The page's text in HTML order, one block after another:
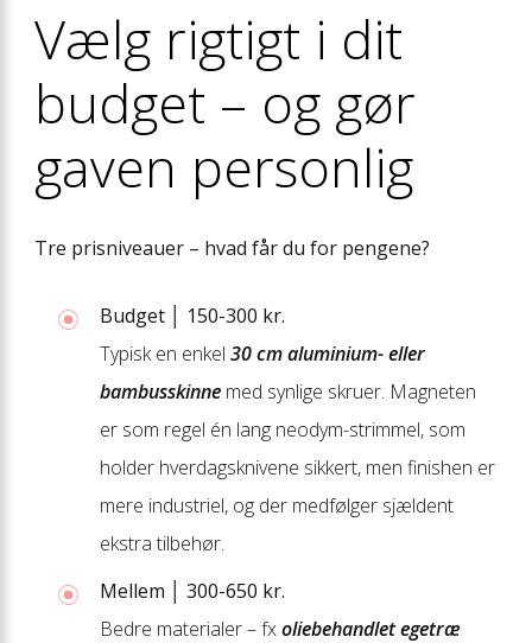
Vælg rigtigt i dit
budget – og gør
gaven personlig
Tre prisniveauer – hvad får du for pengene?
Budget │ 150-300 kr.
Typisk en enkel 30 cm aluminium- eller
bambusskinne med synlige skruer. Magneten
er som regel én lang neodym-strimmel, som
holder hverdagsknivene sikkert, men finishen er
mere industriel, og der medfølger sjældent
ekstra tilbehør.
Mellem │ 300-650 kr.
Bedre materialer – fxoliebehandlet egetræ